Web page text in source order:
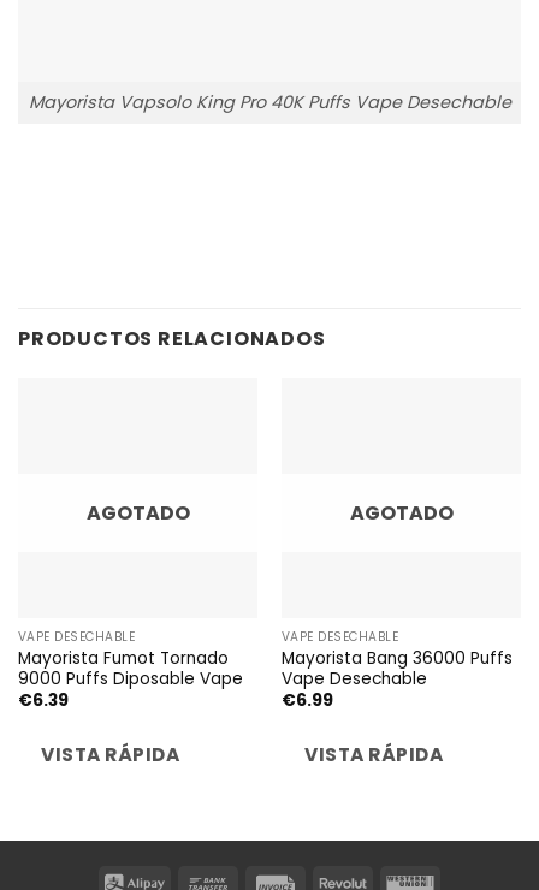
Mayorista Vapsolo King Pro 40K Puffs Vape Desechable
PRODUCTOS RELACIONADOS
AGOTADO
VAPE DESECHABLE
Mayorista Fumot Tornado
9000 Puffs Diposable Vape
€6.39
VISTA RÁPIDA
AGOTADO
VAPE DESECHABLE
Mayorista Bang 36000 Puffs
Vape Desechable
€6.99
VISTA RÁPIDA
Alipay Bank Invoice RevolutWestern